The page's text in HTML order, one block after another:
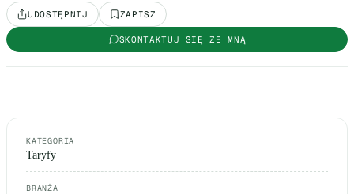
UDOSTĘPNIJ ZAPISZ
SKONTAKTUJ SIĘ ZE MNĄ
KATEGORIA
Taryfy
BRANŻA